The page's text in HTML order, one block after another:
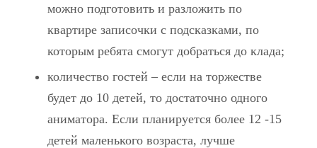
можно подготовить и разложить по
квартире записочки с подсказками, по
которым ребята смогут добраться до клада;
количество гостей – если на торжестве
будет до 10 детей, то достаточно одного
аниматора. Если планируется более 12 -15
детей маленького возраста, лучше